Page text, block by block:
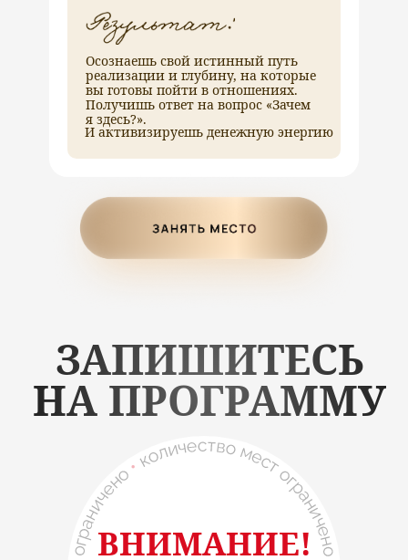
Осознаешь свой истинный путь
реализации и глубину, на которые
вы готовы пойти в отношениях.
Получишь ответ на вопрос «Зачем
я здесь?».
И активизируешь денежную энергию
ЗАПИШИТЕСЬ
НА ПРОГРАММУ
ВНИМАНИЕ!